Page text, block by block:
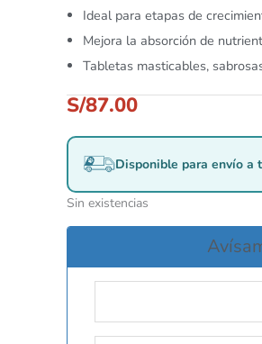
Ideal para etapas de
Mejora la absorción de
Tabletas masticables,
S/87.00
Disponible para envío a
Sin existencias